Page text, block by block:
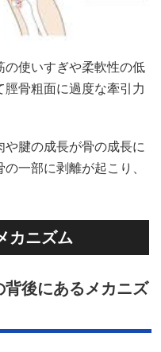
の使いすぎや柔軟性の低
骨粗面に過度な牽引力
や腱の成長が骨の成長に
一部に剥離が起こり、
カニズム
後にあるメカニズ